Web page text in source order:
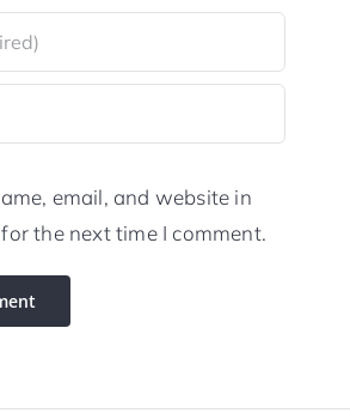
email, and website in
the next time I comment.